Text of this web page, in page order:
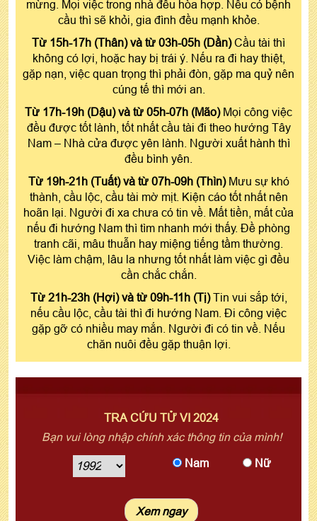
mừng. Mọi việc trong nhà đều hòa hợp. Nếu có bệnh
cầu thì sẽ khỏi, gia đình đều mạnh khỏe.
Từ 15h-17h (Thân) và từ 03h-05h (Dần) Cầu tài thì
không có lợi, hoặc hay bị trái ý. Nếu ra đi hay thiệt,
gặp nạn, việc quan trọng thì phải đòn, gặp ma quỷ nên
cúng tế thì mới an.
Từ 17h-19h (Dậu) và từ 05h-07h (Mão) Mọi công việc
đều được tốt lành, tốt nhất cầu tài đi theo hướng Tây
Nam – Nhà cửa được yên lành. Người xuất hành thì
đều bình yên.
Từ 19h-21h (Tuất) và từ 07h-09h (Thìn) Mưu sự khó
thành, cầu lộc, cầu tài mờ mịt. Kiện cáo tốt nhất nên
hoãn lại. Người đi xa chưa có tin về. Mất tiền, mất của
nếu đi hướng Nam thì tìm nhanh mới thấy. Đề phòng
tranh cãi, mâu thuẫn hay miệng tiếng tầm thường.
Việc làm chậm, lâu la nhưng tốt nhất làm việc gì đều
cần chắc chắn.
Từ 21h-23h (Hợi) và từ 09h-11h (Tị) Tin vui sắp tới,
nếu cầu lộc, cầu tài thì đi hướng Nam. Đi công việc
gặp gỡ có nhiều may mắn. Người đi có tin về. Nếu
chăn nuôi đều gặp thuận lợi.
TRA CỨU TỬ VI 2024
Bạn vui lòng nhập chính xác thông tin của mình!
Nam Nữ